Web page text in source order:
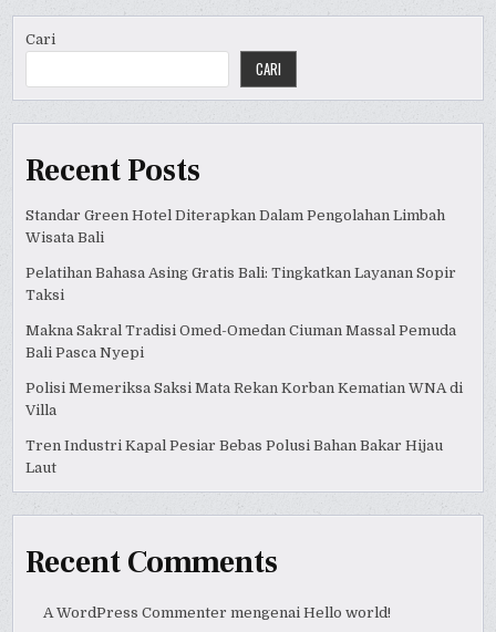
Cari
CARI
Recent Posts
Standar Green Hotel Diterapkan Dalam Pengolahan Limbah
Wisata Bali
Pelatihan Bahasa Asing Gratis Bali: Tingkatkan Layanan Sopir
Taksi
Makna Sakral Tradisi Omed-Omedan Ciuman Massal Pemuda
Bali Pasca Nyepi
Polisi Memeriksa Saksi Mata Rekan Korban Kematian WNA di
Villa
Tren Industri Kapal Pesiar Bebas Polusi Bahan Bakar Hijau
Laut
Recent Comments
A WordPress Commenter mengenai Hello world!